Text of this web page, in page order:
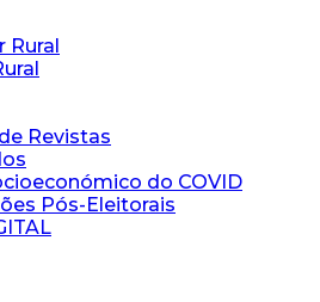
Rural
Revistas
do COVID
Pós-Eleitorais